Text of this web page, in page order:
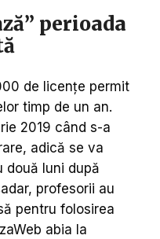
perioada
de licențe permit
timp de un an.
2019 când s-a
adică se va
două luni după
profesorii au
pentru folosirea
abia la